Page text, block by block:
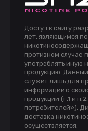
Доступ к сайту
лет, являющимся
противном случае
употреблять иную
продукцию. Данный
служит лишь для
информации о
продукции (п.1 и
потребителей»).
доставка
осуществляется.